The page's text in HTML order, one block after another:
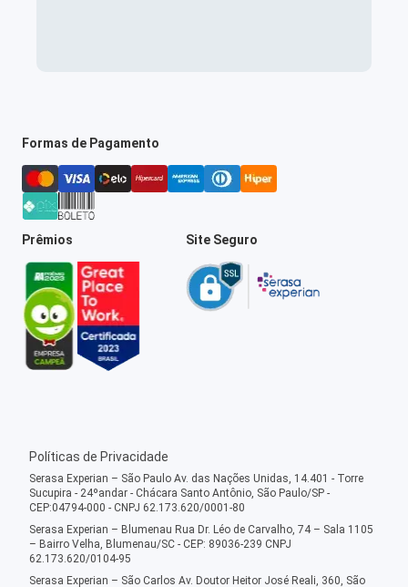
Formas de Pagamento
Prêmios Site Seguro
Políticas de Privacidade
Serasa Experian – São Paulo Av. das Nações Unidas, 14.401 - Torre
Sucupira - 24ºandar - Chácara Santo Antônio, São Paulo/SP -
CEP:04794-000 - CNPJ 62.173.620/0001-80
Serasa Experian – Blumenau Rua Dr. Léo de Carvalho, 74 – Sala 1105
– Bairro Velha, Blumenau/SC - CEP: 89036-239 CNPJ
62.173.620/0104-95
Serasa Experian – São Carlos Av. Doutor Heitor José Reali, 360, São